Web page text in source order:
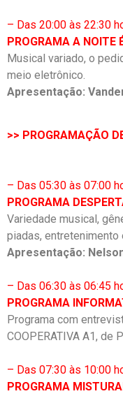
– Das 20:00 às 22:30
PROGRAMA A NOITE
Musical variado, o
meio eletrônico.
Apresentação:
>> PROGRAMAÇÃO
– Das 05:30 às 07:00
PROGRAMA
Variedade musical,
piadas, entretenimento
Apresentação:
– Das 06:30 às 06:45
PROGRAMA
Programa com
COOPERATIVA A1, de
– Das 07:30 às 10:00
PROGRAMA